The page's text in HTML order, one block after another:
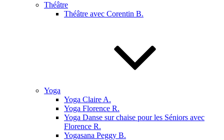
Théâtre
Théâtre avec Corentin B.
Yoga
Yoga Claire A.
Yoga Florence R.
Yoga Danse sur chaise pour les Séniors avec
Florence R.
Yogasana Peggy B.